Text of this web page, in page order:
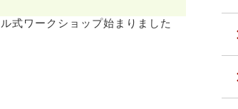
式ワークショップ始まりました